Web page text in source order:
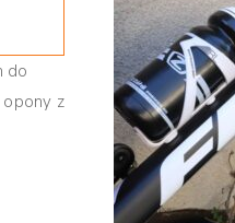
do
opony z